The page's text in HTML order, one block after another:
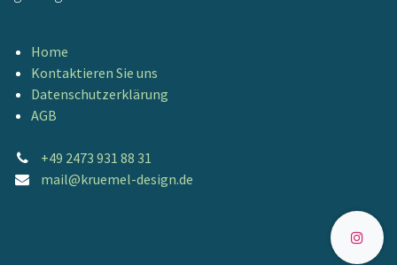
Home
Kontaktieren Sie uns
Datenschutzerklärung
AGB
+49 2473 931 88 31
mail@kruemel-design.de